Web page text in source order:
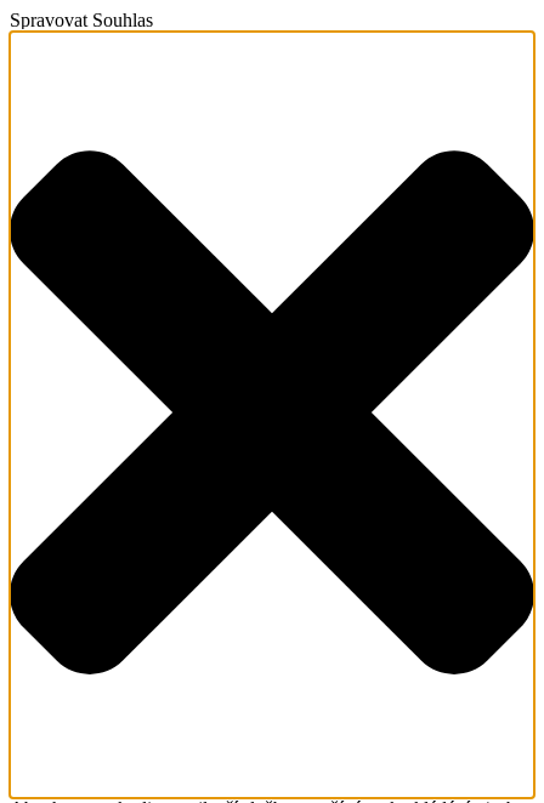
Spravovat Souhlas